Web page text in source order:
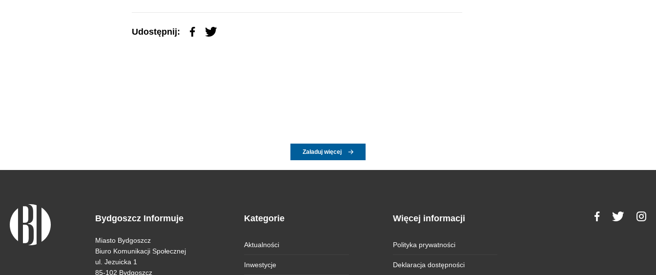
Udostępnij:
Załaduj więcej
Bydgoszcz Informuje
Miasto Bydgoszcz
Biuro Komunikacji Społecznej
ul. Jezuicka 1
85-102 Bydgoszcz
Kategorie
Aktualności
Inwestycje
Więcej informacji
Polityka prywatności
Deklaracja dostępności